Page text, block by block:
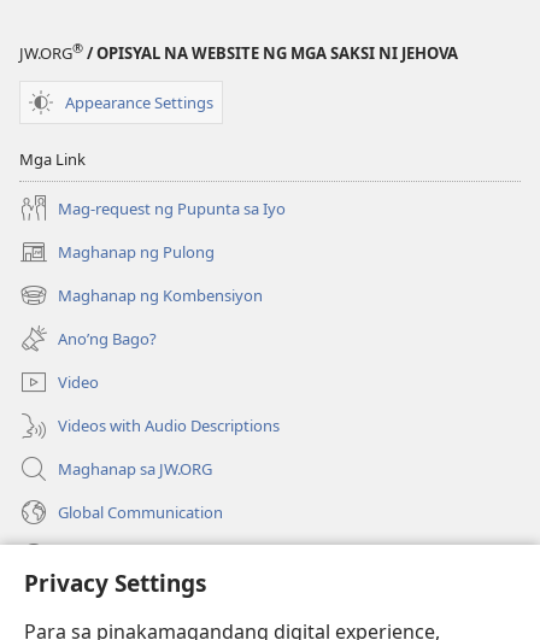
Privacy Settings
Para sa pinakamagandang digital experience,
JW.ORG® / OPISYAL NA WEBSITE NG MGA SAKSI NI JEHOVA
Appearance Settings
Mga Link
Mag-request ng Pupunta sa Iyo
Maghanap ng Pulong
(may
bubukas
na
bagong
window)
Maghanap ng Kombensiyon
(may
bubukas
na
bagong
window)
Ano’ng Bago?
Video
Videos with Audio Descriptions
Maghanap sa JW.ORG
Global Communication
(may